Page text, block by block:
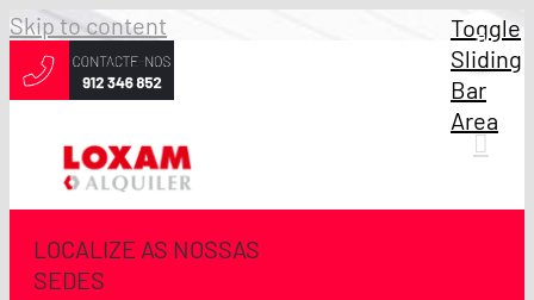
Skip to content
LOCALIZE AS NOSSAS
SEDES
Toggle
Sliding
Bar
Area